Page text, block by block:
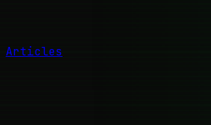
Articles